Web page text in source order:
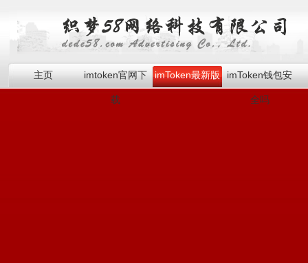
主页 imtoken官网下
载
imToken最新版 imToken钱包安
全吗